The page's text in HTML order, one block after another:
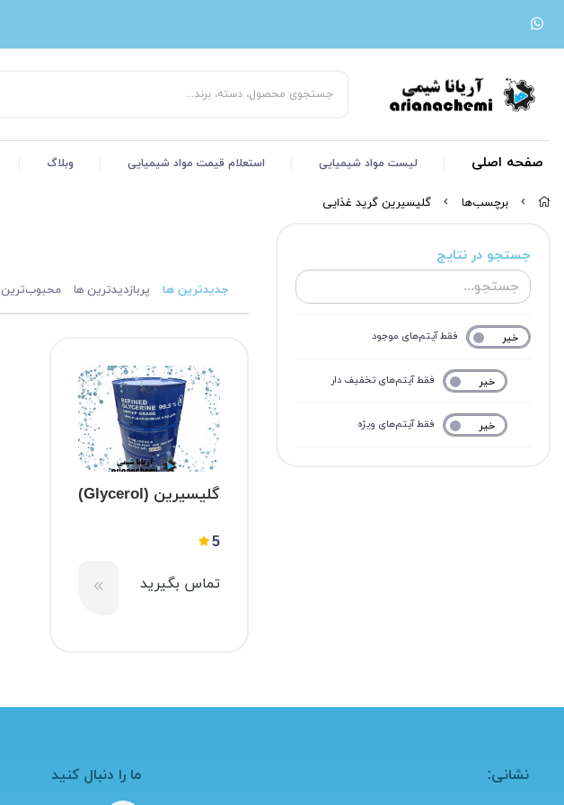
صفحه اصلی لیست مواد شیمیایی استعلام قیمت مواد شیمیایی وبلاگ
برچسب‌ها گلیسیرین گرید غذایی
جستجو در نتایج
بله خیر فقط آیتم‌های موجود
بله خیر فقط آیتم‌های تخفیف دار
بله خیر فقط آیتم‌های ویژه
جدیدترین ها پربازدیدترین ها محبوب‌‌ترین
گلیسیرین (Glycerol)
5
تماس بگیرید
نشانی: ما را دنبال کنید